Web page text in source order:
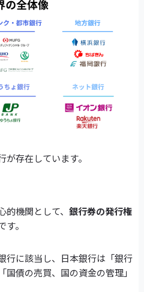
存在しています。
機関として、 銀行券の発行権
す。
行に該当し、日本銀行は「銀行
債の売買、国の資金の管理」